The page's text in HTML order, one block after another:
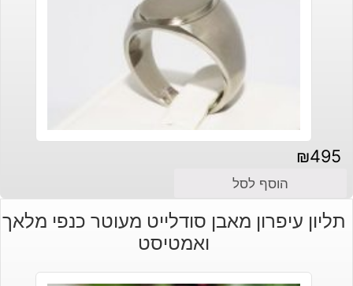
₪495
הוסף לסל
תליון עיפרון מאבן סודלייט מעוטר כנפי מלאך
ואמטיסט